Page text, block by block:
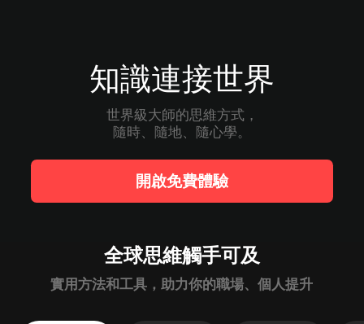
知識連接世界
世界級大師的思維方式，
隨時、隨地、隨心學。
開啟免費體驗
全球思維觸手可及
實用方法和工具，助力你的職場、個人提升